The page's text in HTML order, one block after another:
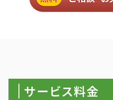
サービス料金